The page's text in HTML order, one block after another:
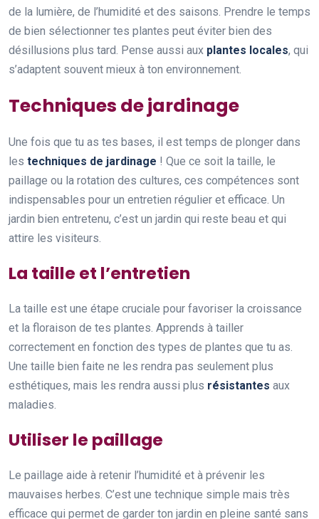
de la lumière, de l’humidité et des saisons. Prendre le temps
de bien sélectionner tes plantes peut éviter bien des
désillusions plus tard. Pense aussi aux plantes locales, qui
s’adaptent souvent mieux à ton environnement.
Techniques de jardinage
Une fois que tu as tes bases, il est temps de plonger dans
les techniques de jardinage ! Que ce soit la taille, le
paillage ou la rotation des cultures, ces compétences sont
indispensables pour un entretien régulier et efficace. Un
jardin bien entretenu, c’est un jardin qui reste beau et qui
attire les visiteurs.
La taille et l’entretien
La taille est une étape cruciale pour favoriser la croissance
et la floraison de tes plantes. Apprends à tailler
correctement en fonction des types de plantes que tu as.
Une taille bien faite ne les rendra pas seulement plus
esthétiques, mais les rendra aussi plus résistantes aux
maladies.
Utiliser le paillage
Le paillage aide à retenir l’humidité et à prévenir les
mauvaises herbes. C’est une technique simple mais très
efficace qui permet de garder ton jardin en pleine santé sans